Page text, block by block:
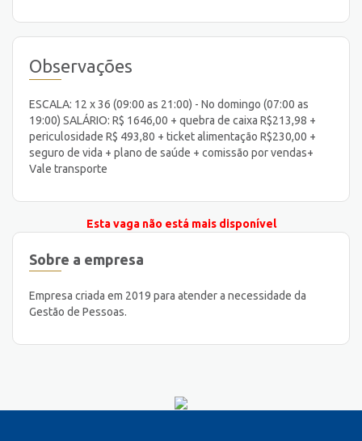
Observações
ESCALA: 12 x 36 (09:00 as 21:00) - No domingo (07:00 as
19:00) SALÁRIO: R$ 1646,00 + quebra de caixa R$213,98 +
periculosidade R$ 493,80 + ticket alimentação R$230,00 +
seguro de vida + plano de saúde + comissão por vendas+
Vale transporte
Esta vaga não está mais disponível
Sobre a empresa
Empresa criada em 2019 para atender a necessidade da
Gestão de Pessoas.